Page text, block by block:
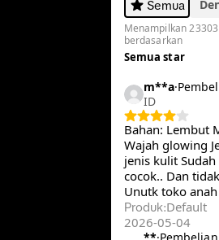
Semua
Menampilkan
berdasarkan
Semua star
m**a·
ID
Bahan: Lembut
Wajah glowing
jenis kulit
cocok.. Dan
mukanya...
Produk:Default
2026-05-04